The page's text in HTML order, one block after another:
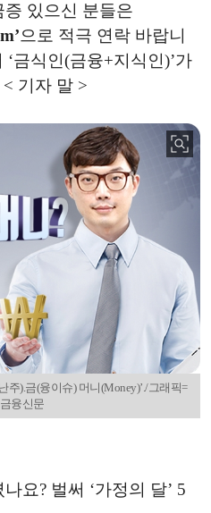
증 있으신 분들은
으로 적극 연락 바랍니
‘금식인(금융+지식인)’가
기자 말 >
주).금(융이슈) 머니(Money)’./그래픽=
융신문
요? 벌써 ‘가정의 달’ 5